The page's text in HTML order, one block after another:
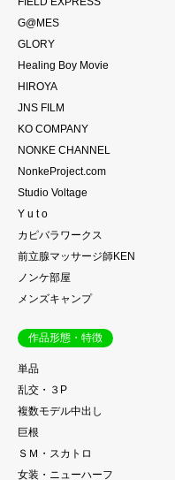
G@MES
GLORY
Healing Boy Movie
HIROYA
JNS FILM
KO COMPANY
NONKE CHANNEL
NonkeProject.com
Studio Voltage
Y u t o
カピバラワークス
前立腺マッサージ師KEN
ノンケ部屋
メンズキャンプ
作品形態・特徴
単品
乱交・３P
複数モデル中出し
巨根
ＳＭ・スカトロ
女装・ニューハーフ